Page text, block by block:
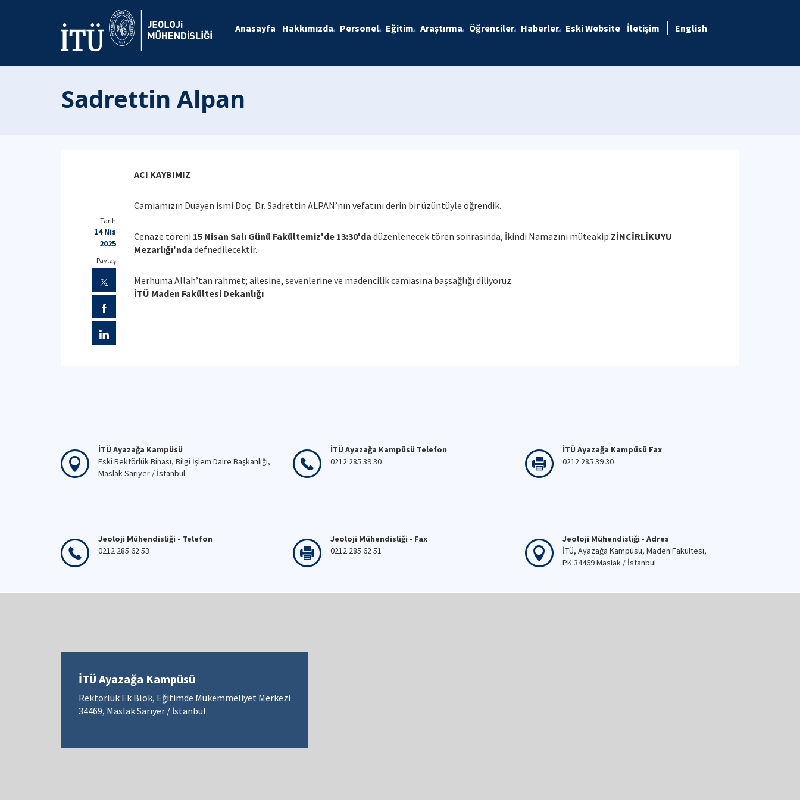
Anasayfa Hakkımızda Personel Eğitim Araştırma Öğrenciler Haberler Eski Website İletişim English
Sadrettin Alpan
ACI KAYBIMIZ
Camiamızın Duayen ismi Doç. Dr. Sadrettin ALPAN’nın vefatını derin bir üzüntüyle öğrendik.
Cenaze töreni 15 Nisan Salı Günü Fakültemiz'de 13:30'da düzenlenecek tören sonrasında, İkindi Namazını müteakip ZİNCİRLİKUYU
Mezarlığı'nda defnedilecektir.
Merhuma Allah’tan rahmet; ailesine, sevenlerine ve madencilik camiasına başsağlığı diliyoruz.
İTÜ Maden Fakültesi Dekanlığı
Tarih
14 Nis
2025
Paylaş
İTÜ Ayazağa Kampüsü
Eski Rektörlük Binası, Bilgi İşlem Daire Başkanlığı,
Maslak-Sarıyer / İstanbul
İTÜ Ayazağa Kampüsü Telefon
0212 285 39 30
İTÜ Ayazağa Kampüsü Fax
0212 285 39 30
Jeoloji Mühendisliği - Telefon
0212 285 62 53
Jeoloji Mühendisliği - Fax
0212 285 62 51
Jeoloji Mühendisliği - Adres
İTÜ, Ayazağa Kampüsü, Maden Fakültesi,
PK:34469 Maslak / İstanbul
İTÜ Ayazağa Kampüsü
Rektörlük Ek Blok, Eğitimde Mükemmeliyet Merkezi
34469, Maslak Sarıyer / İstanbul